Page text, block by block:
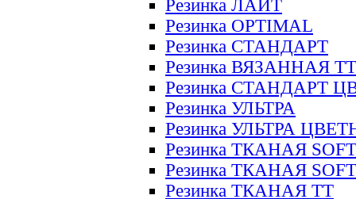
Резинка ЛАЙТ
Резинка OPTIMAL
Резинка СТАНДАРТ
Резинка ВЯЗАННАЯ ТТ
Резинка СТАНДАРТ
Резинка УЛЬТРА
Резинка УЛЬТРА
Резинка ТКАНАЯ SOFT
Резинка ТКАНАЯ
Резинка ТКАНАЯ ТТ